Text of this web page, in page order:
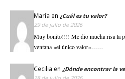
María en ¿Cuál es tu valor?
29 de julio de 2026
Muy bonito!!!! Me dio mucha risa la
ventana «el único valor»……
Cecilia en ¿Dónde encontrar la